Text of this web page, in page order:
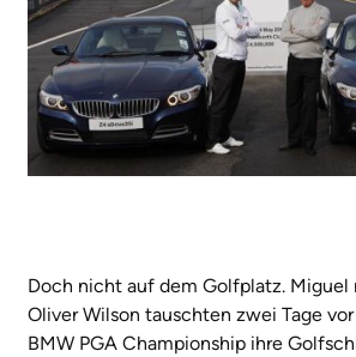
Doch nicht auf dem Golfplatz. Miguel
Oliver Wilson tauschten zwei Tage
BMW PGA Championship ihre